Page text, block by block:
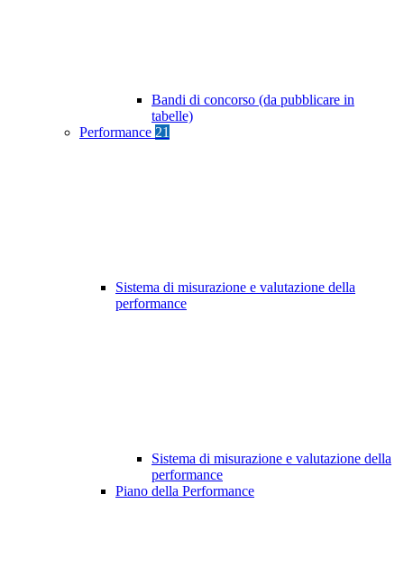
Bandi di concorso (da pubblicare in
tabelle)
Performance 21
Sistema di misurazione e valutazione della
performance
Sistema di misurazione e valutazione della
performance
Piano della Performance